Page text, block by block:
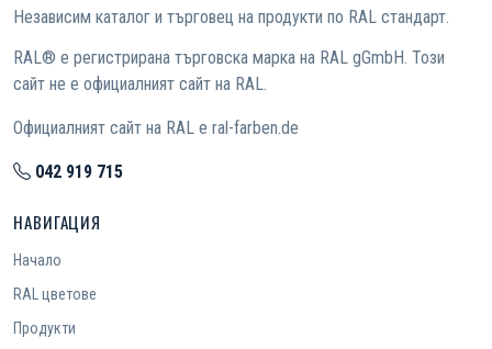
Независим каталог и търговец на продукти по RAL стандарт.
RAL® е регистрирана търговска марка на RAL gGmbH. Този
сайт не е официалният сайт на RAL.
Официалният сайт на RAL е ral-farben.de
042 919 715
НАВИГАЦИЯ
Начало
RAL цветове
Продукти